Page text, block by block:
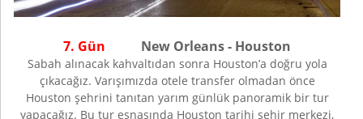
7. Gün New Orleans - Houston
Sabah alınacak kahvaltıdan sonra Houston’a doğru yola
çıkacağız. Varışımızda otele transfer olmadan önce
Houston şehrini tanıtan yarım günlük panoramik bir tur
yapacağız. Bu tur esnasında Houston tarihi şehir merkezi,